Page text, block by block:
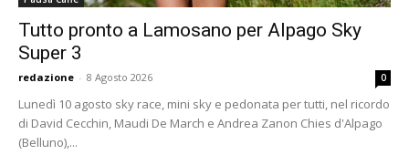
Tutto pronto a Lamosano per Alpago Sky
Super 3
redazione - 8 Agosto 2026 0
Lunedì 10 agosto sky race, mini sky e pedonata per tutti, nel ricordo
di David Cecchin, Maudi De March e Andrea Zanon Chies d'Alpago
(Belluno),...